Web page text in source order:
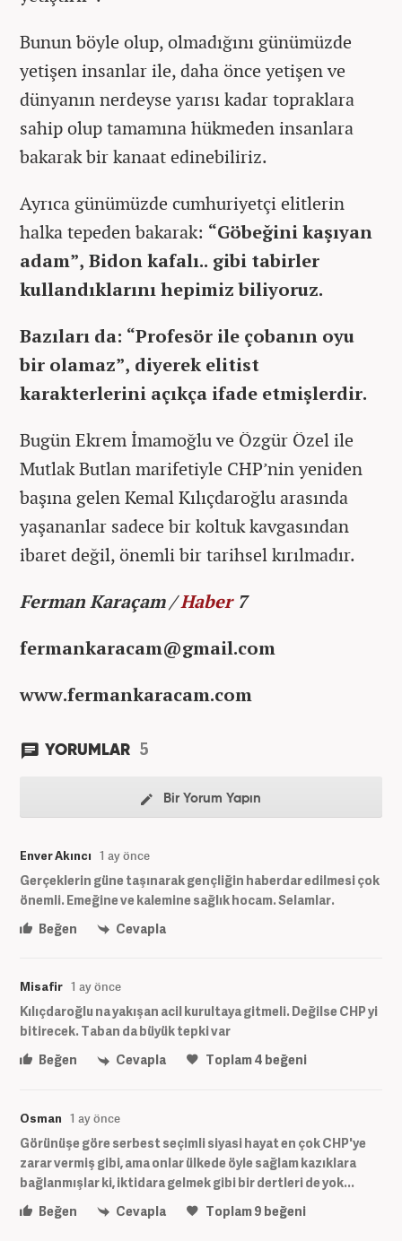
Bunun böyle olup, olmadığını günümüzde
yetişen insanlar ile, daha önce yetişen ve
dünyanın nerdeyse yarısı kadar topraklara
sahip olup tamamına hükmeden insanlara
bakarak bir kanaat edinebiliriz.
Ayrıca günümüzde cumhuriyetçi elitlerin
halka tepeden bakarak: “Göbeğini kaşıyan
adam”, Bidon kafalı.. gibi tabirler
kullandıklarını hepimiz biliyoruz.
Bazıları da: “Profesör ile çobanın oyu
bir olamaz”, diyerek elitist
karakterlerini açıkça ifade etmişlerdir.
Bugün Ekrem İmamoğlu ve Özgür Özel ile
Mutlak Butlan marifetiyle CHP’nin yeniden
başına gelen Kemal Kılıçdaroğlu arasında
yaşananlar sadece bir koltuk kavgasından
ibaret değil, önemli bir tarihsel kırılmadır.
Ferman Karaçam /Haber7
fermankaracam@gmail.com
www.fermankaracam.com
YORUMLAR 5
Bir Yorum Yapın
Enver Akıncı 1 ay önce
Gerçeklerin güne taşınarak gençliğin haberdar edilmesi çok
önemli. Emeğine ve kalemine sağlık hocam. Selamlar.
Beğen
Cevapla
Misafir 1 ay önce
Kılıçdaroğlu na yakışan acil kurultaya gitmeli. Değilse CHP yi
bitirecek. Taban da büyük tepki var
Beğen
Cevapla Toplam4 beğeni
Osman 1 ay önce
Görünüşe göre serbest seçimli siyasi hayat en çok CHP'ye
zarar vermiş gibi, ama onlar ülkede öyle sağlam kazıklara
bağlanmışlar ki, iktidara gelmek gibi bir dertleri de yok...
Beğen
Cevapla Toplam9 beğeni